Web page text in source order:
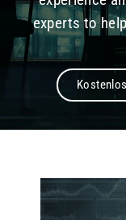
E
C
U
R
I
T
Y
experts to